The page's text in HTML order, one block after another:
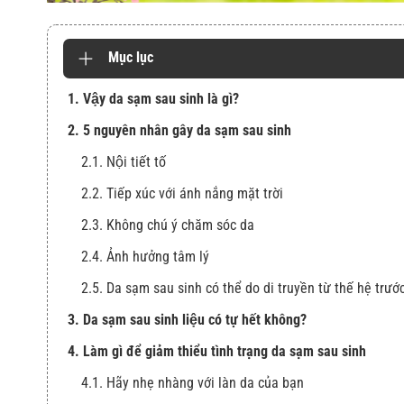
Mục lục
1. Vậy da sạm sau sinh là gì?
2. 5 nguyên nhân gây da sạm sau sinh
2.1. Nội tiết tố
2.2. Tiếp xúc với ánh nắng mặt trời
2.3. Không chú ý chăm sóc da
2.4. Ảnh hưởng tâm lý
2.5. Da sạm sau sinh có thể do di truyền từ thế hệ
3. Da sạm sau sinh liệu có tự hết không?
4. Làm gì để giảm thiểu tình trạng da sạm sau sinh
4.1. Hãy nhẹ nhàng với làn da của bạn